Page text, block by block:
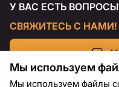
У ВАС ЕСТЬ
СВЯЖИТЕСЬ С НАМИ!
Мы используем
Мы используем файлы